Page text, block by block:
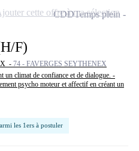
F)
- 74 - FAVERGES SEYTHENEX
un climat de confiance et de dialogue. -
psycho moteur et affectif en créant un
les 1ers à postuler
CDDTemps plein
cette offre à ma sélection